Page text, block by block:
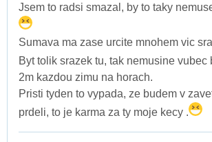
Jsem to radsi smazal, by to taky
Sumava ma zase urcite mnohem vic
Byt tolik srazek tu, tak nemusine vubec
2m kazdou zimu na horach.
Pristi tyden to vypada, ze budem v
prdeli, to je karma za ty moje kecy .